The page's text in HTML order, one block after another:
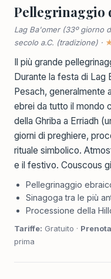
Pellegrinaggio
Lag Ba'omer (33º giorno
secolo a.C. (tradizione) ·
Il più grande
Durante la festa di Lag
Pesach, generalmente
ebrei da tutto il mondo
della Ghriba a Erriadh
giorni di preghiere,
rituale simbolico.
e il festivo. Couscous
Pellegrinaggio
Sinagoga tra le più
Processione della
Tariffe: Gratuito ·
prima